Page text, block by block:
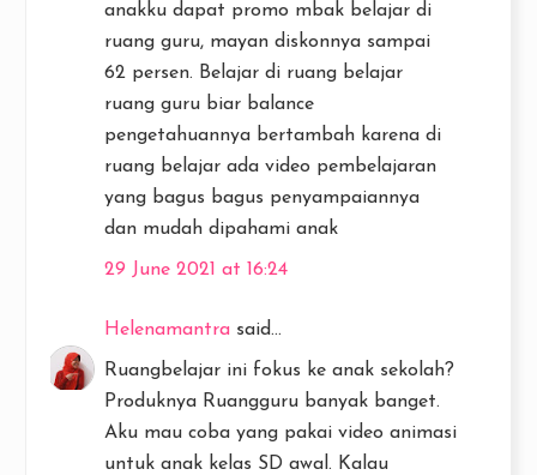
anakku dapat promo mbak belajar di
ruang guru, mayan diskonnya sampai
62 persen. Belajar di ruang belajar
ruang guru biar balance
pengetahuannya bertambah karena di
ruang belajar ada video pembelajaran
yang bagus bagus penyampaiannya
dan mudah dipahami anak
29 June 2021 at 16:24
Helenamantra said...
Ruangbelajar ini fokus ke anak sekolah?
Produknya Ruangguru banyak banget.
Aku mau coba yang pakai video animasi
untuk anak kelas SD awal. Kalau